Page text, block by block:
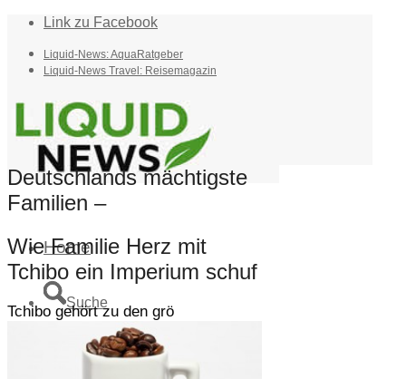
Link zu Facebook
Liquid-News: AquaRatgeber
Liquid-News Travel: Reisemagazin
Home
Suche
Menü
Deutschlands mächtigste
Familien –
Wie Familie Herz mit
Tchibo ein Imperium schuf
Tchibo gehört zu den grö